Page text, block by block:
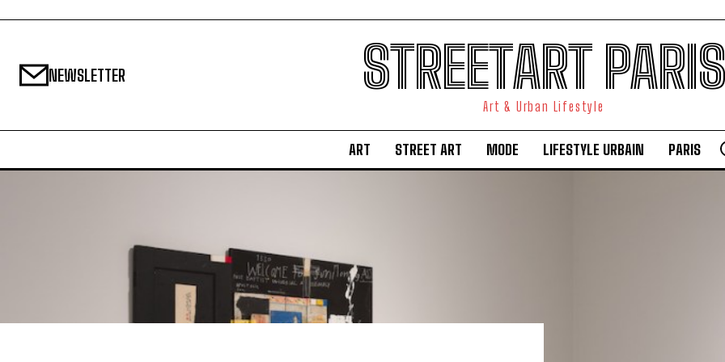
NEWSLETTER STREETART PARIS
Art & Urban Lifestyle
ART STREET ART MODE LIFESTYLE URBAIN PARIS